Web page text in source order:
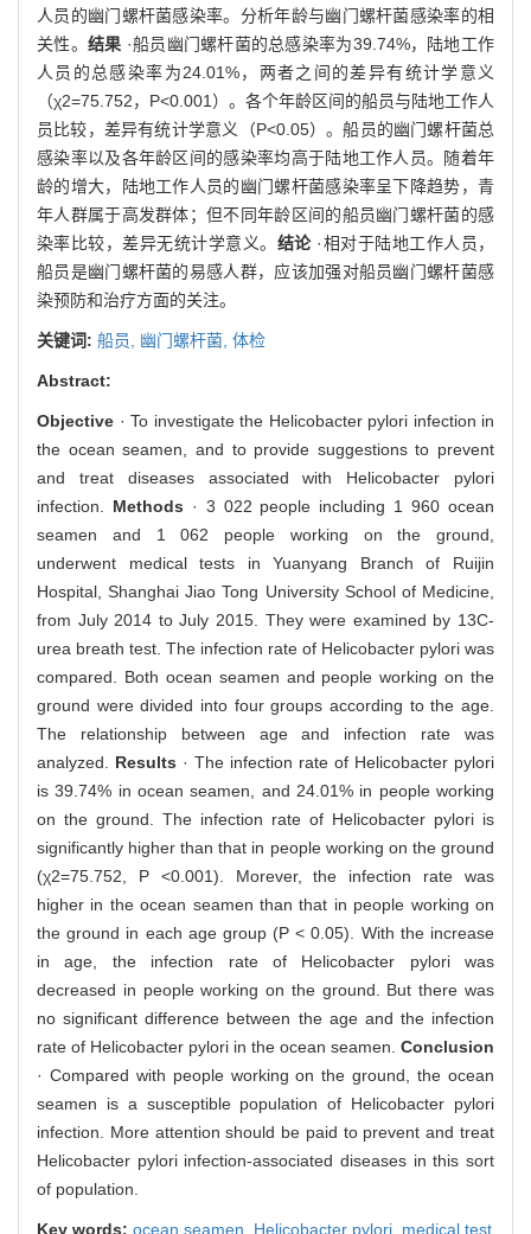
人员的幽门螺杆菌感染率。分析年龄与幽门螺杆菌感染率的相
关性。 结果 ·船员幽门螺杆菌的总感染率为39.74%，陆地工作
人员的总感染率为24.01%，两者之间的差异有统计学意义
（χ2=75.752，P<0.001）。各个年龄区间的船员与陆地工作人
员比较，差异有统计学意义（P<0.05）。船员的幽门螺杆菌总
感染率以及各年龄区间的感染率均高于陆地工作人员。随着年
龄的增大，陆地工作人员的幽门螺杆菌感染率呈下降趋势，青
年人群属于高发群体；但不同年龄区间的船员幽门螺杆菌的感
染率比较，差异无统计学意义。 结论·相对于陆地工作人员，
船员是幽门螺杆菌的易感人群，应该加强对船员幽门螺杆菌感
染预防和治疗方面的关注。
关键词: 船员, 幽门螺杆菌, 体检
Abstract:
Objective · To investigate the Helicobacter pylori infection in
the ocean seamen, and to provide suggestions to prevent
and treat diseases associated with Helicobacter pylori
infection.
Methods · 3 022 people including 1 960 ocean
seamen and 1 062 people working on the ground,
underwent medical tests in Yuanyang Branch of Ruijin
Hospital, Shanghai Jiao Tong University School of Medicine,
from July 2014 to July 2015. They were examined by 13C-
urea breath test. The infection rate of Helicobacter pylori was
compared. Both ocean seamen and people working on the
ground were divided into four groups according to the age.
The relationship between age and infection rate was
analyzed.
Results · The infection rate of Helicobacter pylori
is 39.74% in ocean seamen, and 24.01% in people working
on the ground. The infection rate of Helicobacter pylori is
significantly higher than that in people working on the ground
(χ2=75.752, P <0.001). Morever, the infection rate was
higher in the ocean seamen than that in people working on
the ground in each age group (P < 0.05). With the increase
in age, the infection rate of Helicobacter pylori was
decreased in people working on the ground. But there was
no significant difference between the age and the infection
rate of Helicobacter pylori in the ocean seamen. Conclusion
· Compared with people working on the ground, the ocean
seamen is a susceptible population of Helicobacter pylori
infection. More attention should be paid to prevent and treat
Helicobacter pylori infection-associated diseases in this sort
of population.
Key words: ocean seamen, Helicobacter pylori, medical test